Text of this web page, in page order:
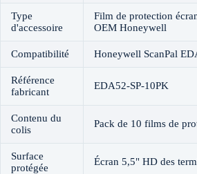
Type
d'accessoire
Film de protection
OEM Honeywell
Compatibilité Honeywell ScanPal
Référence
fabricant
EDA52-SP-10PK
Contenu du
colis
Pack de 10 films de
Surface
protégée
Écran 5,5" HD des